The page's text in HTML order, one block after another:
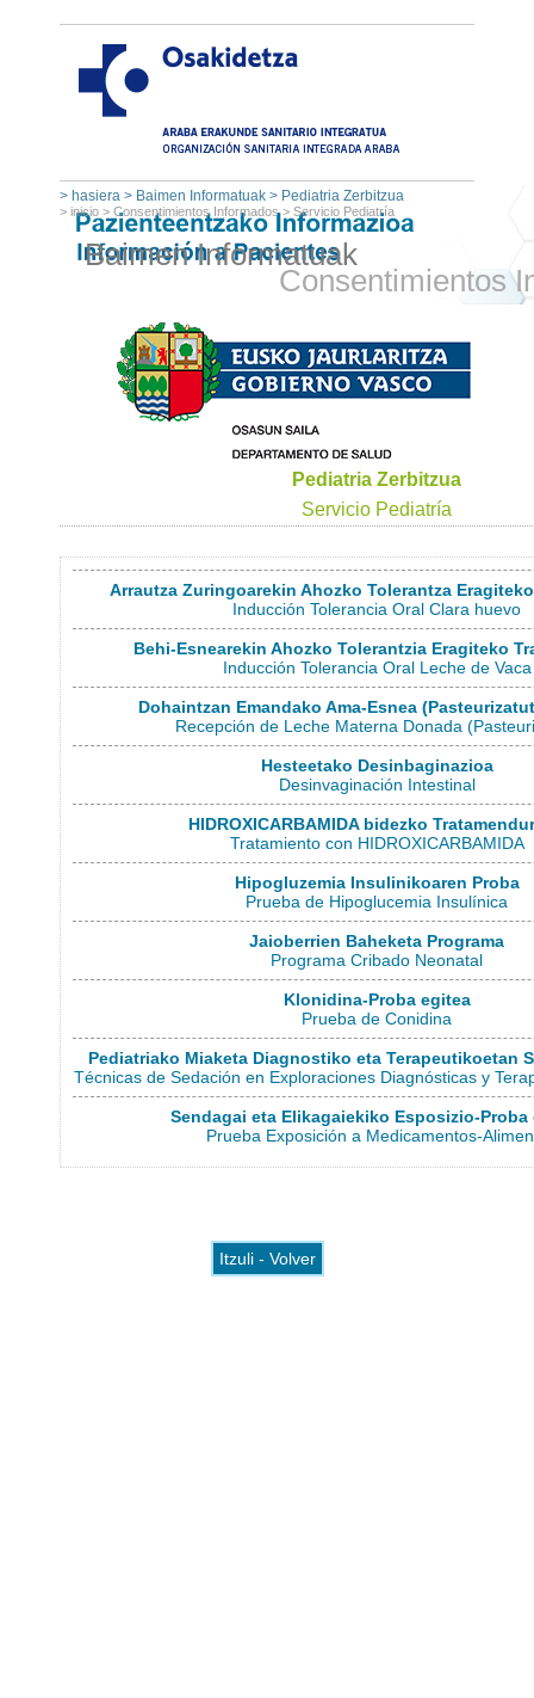
> hasiera > Baimen Informatuak > Pediatria Zerbitzua
> inicio > Consentimientos Informados> Servicio Pediatría
Baimen Informatuak
Consentimientos
Pediatria Zerbitzua
Servicio Pediatría
Arrautza Zuringoarekin Ahozko Tolerantza
Inducción Tolerancia Oral Clara huevo
Behi-Esnearekin Ahozko Tolerantzia Eragiteko
Inducción Tolerancia Oral Leche de Vaca
Dohaintzan Emandako Ama-Esnea
Recepción de Leche Materna Donada
Hesteetako Desinbaginazioa
Desinvaginación Intestinal
HIDROXICARBAMIDA bidezko
Tratamiento con HIDROXICARBAMIDA
Hipogluzemia Insulinikoaren Proba
Prueba de Hipoglucemia Insulínica
Jaioberrien Baheketa Programa
Programa Cribado Neonatal
Klonidina-Proba egitea
Prueba de Conidina
Pediatriako Miaketa Diagnostiko eta Terapeutikoetan
Técnicas de Sedación en Exploraciones Diagnósticas y
Sendagai eta Elikagaiekiko Esposizio-Proba
Prueba Exposición a Medicamentos-
Itzuli - Volver